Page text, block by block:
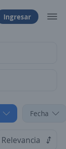
Ingresar
Fecha
Relevancia